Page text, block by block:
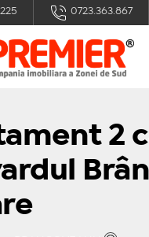
0723.363.867
2